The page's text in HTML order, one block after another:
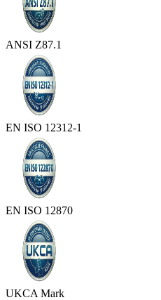
ANSI Z87.1
EN ISO 12312-1
EN ISO 12870
UKCA Mark